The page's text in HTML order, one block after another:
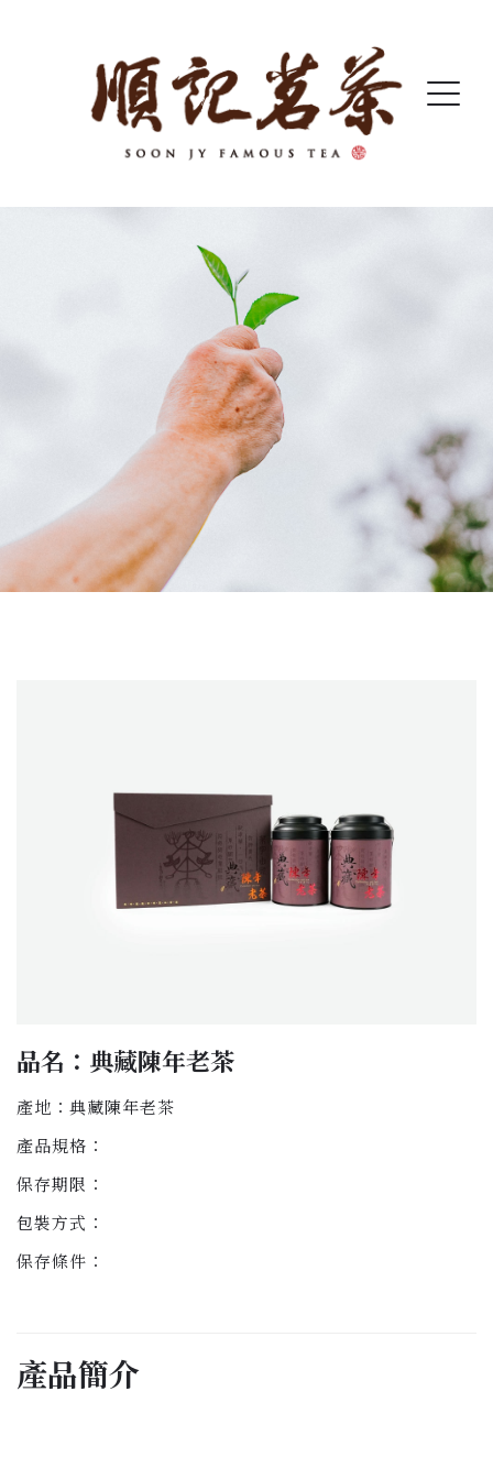
品名：典藏陳年老茶
產地：典藏陳年老茶
產品規格：
保存期限：
包裝方式：
保存條件：
產品簡介